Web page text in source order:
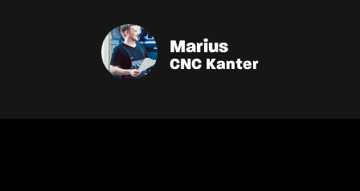
Marius
CNC Kanter